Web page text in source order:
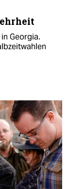
Georgia.